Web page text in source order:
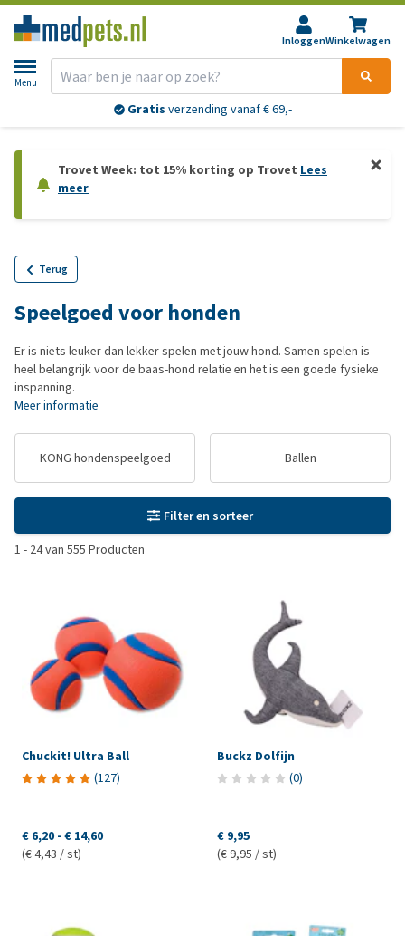
InloggenWinkelwagen
Menu
Gratis verzending vanaf € 69,-
Trovet Week: tot 15% korting op Trovet Lees
meer
Terug
Speelgoed voor honden
Er is niets leuker dan lekker spelen met jouw hond. Samen spelen is
heel belangrijk voor de baas-hond relatie en het is een goede fysieke
inspanning.
Meer informatie
KONG hondenspeelgoed Ballen
Filter en sorteer
1 - 24van 555 Producten
Chuckit! Ultra Ball
(127)
€ 6,20 - € 14,60
(€ 4,43 / st)
Buckz Dolfijn
(0)
€ 9,95
(€ 9,95 / st)